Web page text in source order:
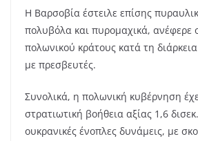
Η Βαρσοβία έστειλε επίσης
πολυβόλα και πυρομαχικά, ανέφερε
πολωνικού κράτους κατά τη
με πρεσβευτές.
Συνολικά, η πολωνική κυβέρνηση
στρατιωτική βοήθεια αξίας 1,6
ουκρανικές ένοπλες δυνάμεις, με